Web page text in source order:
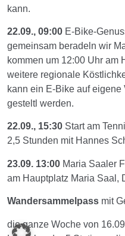
kann.
22.09., 09:00 E-Bike-
gemeinsam beradeln wir
kommen um 12:00 Uhr am
weitere regionale
kann ein E-Bike auf eigene
gesteltl werden.
22.09., 15:30 Start am
2,5 Stunden mit Hannes
23.09. 13:00 Maria Saaler
am Hauptplatz Maria Saal,
Wandersammelpass mit
die ganze Woche von